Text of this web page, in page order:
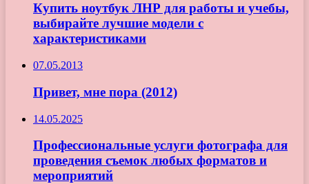
Купить ноутбук ЛНР для работы и учебы,
выбирайте лучшие модели с
характеристиками
07.05.2013
Привет, мне пора (2012)
14.05.2025
Профессиональные услуги фотографа для
проведения съемок любых форматов и
мероприятий